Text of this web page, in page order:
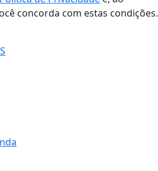
concorda com estas condições.